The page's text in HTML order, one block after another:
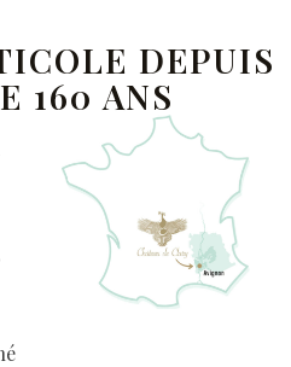
DEPUIS
160 ANS